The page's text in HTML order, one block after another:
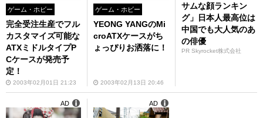
ゲーム・ホビー
完全受注生産でフル
カスタマイズ可能な
ATXミドルタイプP
Cケースが発売予
定！
2003年02月01日 21:23
ゲーム・ホビー
YEONG YANGのMi
croATXケースがち
ょっぴりお洒落に！
2003年02月13日 20:46
サムな顔ランキン
グ」日本人最高位は
中国でも大人気のあ
の俳優
PR Skyrocket株式会社
AD AD